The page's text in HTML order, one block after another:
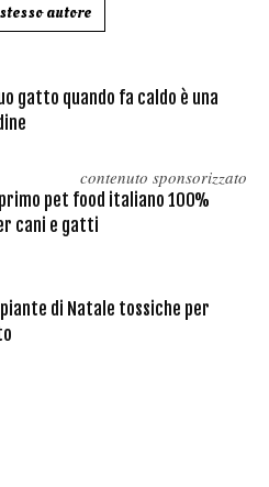
autore
gatto quando fa caldo è una
contenuto sponsorizzato
pet food italiano 100%
cani e gatti
piante di Natale tossiche per